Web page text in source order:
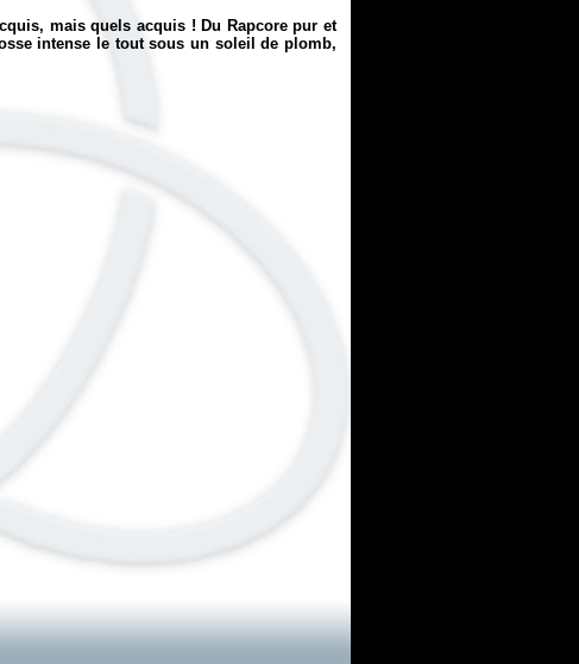
mais quels acquis ! Du Rapcore pur et
intense le tout sous un soleil de plomb,